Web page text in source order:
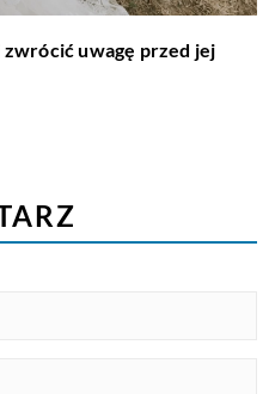
uwagę przed jej